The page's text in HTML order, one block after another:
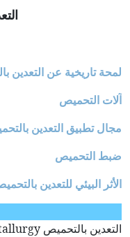
لمحة تاريخية عن التعدين
آلات التحميص
مجال تطبيق التعدين
ضبط التحميص
الأثر البيئي للتعدين